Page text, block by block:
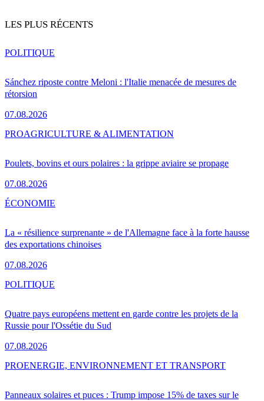
LES PLUS RÉCENTS
Sánchez riposte contre Meloni : l'Italie menacée de mesures de
rétorsion
07.08.2026
POLITIQUE
Poulets, bovins et ours polaires : la grippe aviaire se propage
07.08.2026
PROAGRICULTURE & ALIMENTATION
La « résilience surprenante » de l'Allemagne face à la forte hausse
des exportations chinoises
07.08.2026
ÉCONOMIE
Quatre pays européens mettent en garde contre les projets de la
Russie pour l'Ossétie du Sud
07.08.2026
POLITIQUE
Panneaux solaires et puces : Trump impose 15% de taxes sur le
PROENERGIE, ENVIRONNEMENT ET TRANSPORT